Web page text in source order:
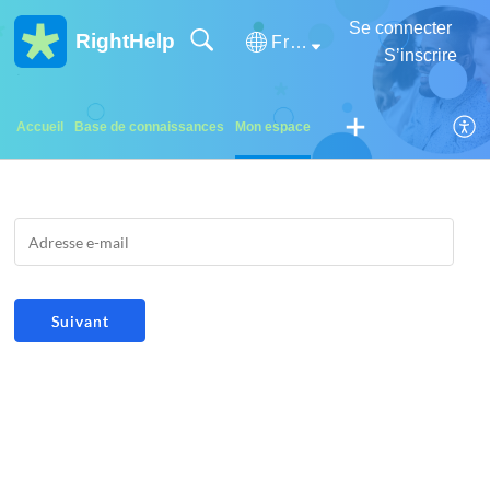
RightHelp Français (France)
Se connecter
S’inscrire
Accueil Base de connaissances Mon espace